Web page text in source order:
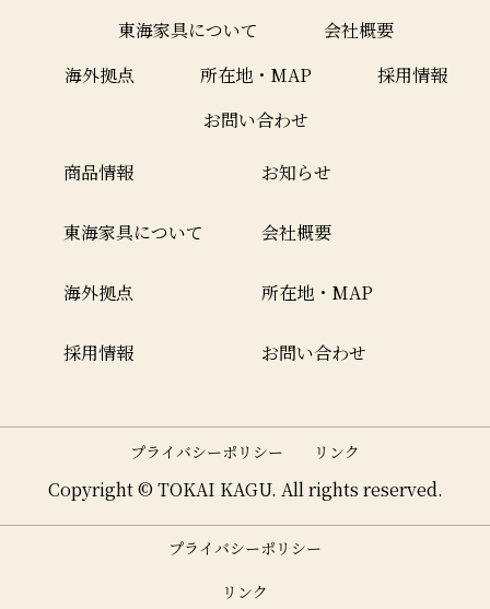
東海家具について
会社概要
海外拠点
所在地・MAP
採用情報
お問い合わせ
商品情報 お知らせ
東海家具について 会社概要
海外拠点 所在地・MAP
採用情報 お問い合わせ
プライバシーポリシー リンク
Copyright © TOKAI KAGU. All rights reserved.
プライバシーポリシー
リンク